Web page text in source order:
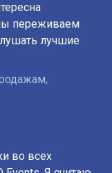
переживаем
лучшие
во всех